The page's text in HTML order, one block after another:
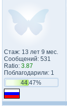
Стаж: 13 лет 9 мес.
Сообщений: 531
Ratio: 3.87
Поблагодарили: 1
44.47%